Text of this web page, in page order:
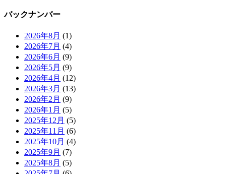
バックナンバー
2026年8月 (1)
2026年7月 (4)
2026年6月 (9)
2026年5月 (9)
2026年4月 (12)
2026年3月 (13)
2026年2月 (9)
2026年1月 (5)
2025年12月 (5)
2025年11月 (6)
2025年10月 (4)
2025年9月 (7)
2025年8月 (5)